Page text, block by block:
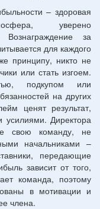
– здоровая
уверено
за
для каждого
принципу, никто не
или стать изгоем.
подкупом или
на других
ценят результат,
усилиями. Директора
свою команду, не
начальниками –
передающие
зависит от того,
команда, поэтому
в мотивации и
члена.